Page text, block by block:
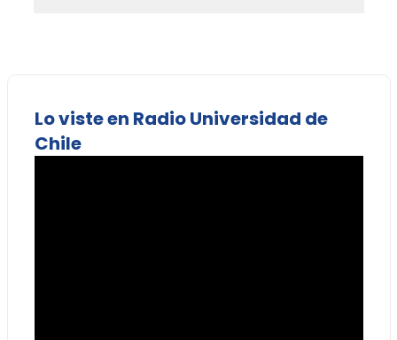
Lo viste en Radio Universidad de
Chile